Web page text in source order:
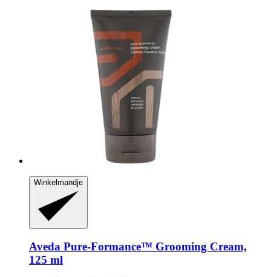
Winkelmandje
Aveda Pure-​Formance™ Grooming Cream,
125 ml